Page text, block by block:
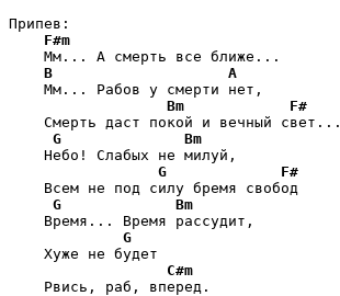
Припев:
F#m
    Мм... А смерть все ближе...
B
A
    Мм... Рабов у смерти нет,
Bm
F#
    Смерть даст покой и вечный свет...
G
Bm
    Небо! Слабых не милуй,
G
F#
    Всем не под силу бремя свобод
G
Bm
    Время... Время рассудит,
G
    Хуже не будет
C#m
    Рвись, раб, вперед.